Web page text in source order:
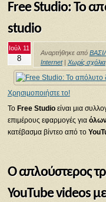
Free Studio: Το
studio
Ιούλ 11
8
Αναρτήθηκε από
Internet| Χωρίς σχόλια
Χρησιμοποιήστε το!
Το Free Studioείναι μια
επιμέρους εφαρμογές για
κατέβασμα βίντεο από το
Ο απλούστερος
YouTube videos